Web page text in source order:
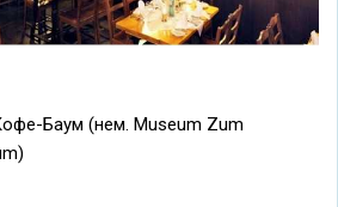
Баум (нем. Museum Zum